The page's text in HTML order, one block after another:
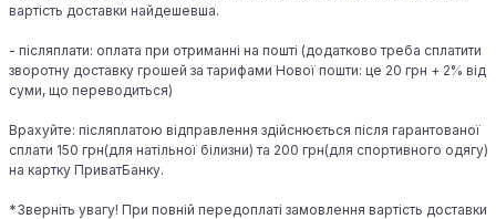
вартість доставки найдешевша.
- післяплати: оплата при отриманні на пошті (додатково треба сплатити
зворотну доставку грошей за тарифами Нової пошти: це 20 грн + 2% від
суми, що переводиться)
Врахуйте: післяплатою відправлення здійснюється після гарантованої
сплати 150 грн(для натільної білизни) та 200 грн(для спортивного одягу)
на картку ПриватБанку.
*Зверніть увагу! При повній передоплаті замовлення вартість доставки